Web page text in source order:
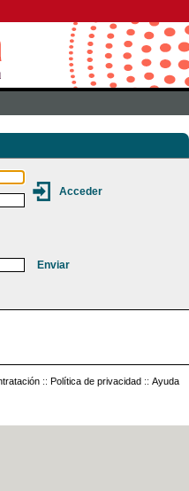
:: Política de privacidad :: Ayuda